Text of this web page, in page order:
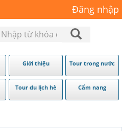
Đăng nhập
Giới thiệu Tour trong nước
Tour du lịch hè Cẩm nang